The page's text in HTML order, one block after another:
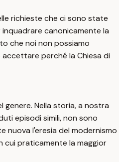
richieste che ci sono state
canonicamente la
che noi non possiamo
perché la Chiesa di
Nella storia, a nostra
episodi simili, non sono
nuova l'eresia del modernismo
cui praticamente la maggior